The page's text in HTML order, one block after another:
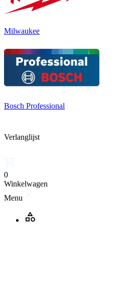
Milwaukee
Bosch Professional
Verlanglijst
0
Winkelwagen
Menu